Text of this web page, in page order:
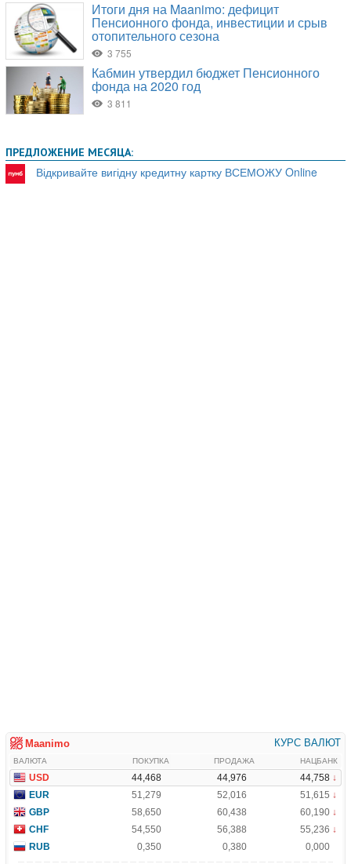
ПРЕДЛОЖЕНИЕ МЕСЯЦА:
Відкривайте вигідну кредитну картку ВСЕМОЖУ Online